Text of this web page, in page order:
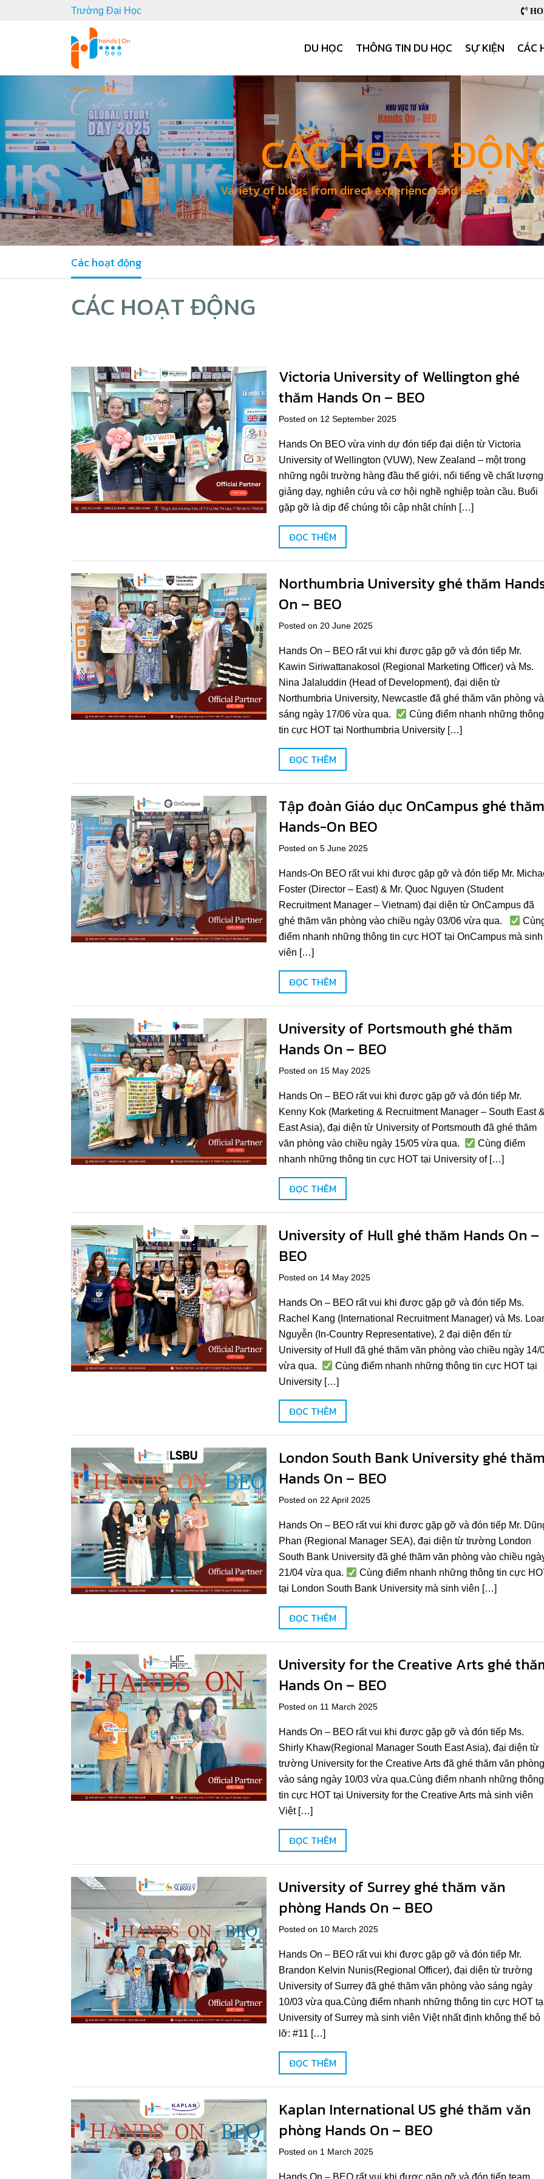
Trường Đại Học
DU HỌC THÔNG TIN DU HỌC SỰ KIỆN CÁC
Home› Blog
CÁC HOẠT
Variety of blogs from direct experience and every aspect
Các hoạt động
CÁC HOẠT ĐỘNG
Victoria University of Wellington ghé
thăm Hands On – BEO
Posted on 12 September 2025
Hands On BEO vừa vinh dự đón tiếp đại diện từ Victoria
University of Wellington (VUW), New Zealand – một trong
những ngôi trường hàng đầu thế giới, nổi tiếng về chất lượng
giảng dạy, nghiên cứu và cơ hội nghề nghiệp toàn cầu. Buổi
gặp gỡ là dịp để chúng tôi cập nhật chính […]
ĐỌC THÊM
Northumbria University ghé thăm
On – BEO
Posted on 20 June 2025
Hands On – BEO rất vui khi được gặp gỡ và đón tiếp Mr.
Kawin Siriwattanakosol (Regional Marketing Officer) và Ms.
Nina Jalaluddin (Head of Development), đại diện từ
Northumbria University, Newcastle đã ghé thăm văn phòng
sáng ngày 17/06 vừa qua.
Cùng điểm nhanh những thông
tin cực HOT tại Northumbria University […]
ĐỌC THÊM
Tập đoàn Giáo dục OnCampus ghé thăm
Hands-On BEO
Posted on 5 June 2025
Hands-On BEO rất vui khi được gặp gỡ và đón tiếp Mr.
Foster (Director – East) & Mr. Quoc Nguyen (Student
Recruitment Manager – Vietnam) đại diện từ OnCampus đã
ghé thăm văn phòng vào chiều ngày 03/06 vừa qua.
điểm nhanh những thông tin cực HOT tại OnCampus mà sinh
viên […]
ĐỌC THÊM
University of Portsmouth ghé thăm
Hands On – BEO
Posted on 15 May 2025
Hands On – BEO rất vui khi được gặp gỡ và đón tiếp Mr.
Kenny Kok (Marketing & Recruitment Manager – South East
East Asia), đại diện từ University of Portsmouth đã ghé thăm
văn phòng vào chiều ngày 15/05 vừa qua.
Cùng điểm
nhanh những thông tin cực HOT tại University of […]
ĐỌC THÊM
University of Hull ghé thăm Hands On –
BEO
Posted on 14 May 2025
Hands On – BEO rất vui khi được gặp gỡ và đón tiếp Ms.
Rachel Kang (International Recruitment Manager) và Ms.
Nguyễn (In-Country Representative), 2 đại diện đến từ
University of Hull đã ghé thăm văn phòng vào chiều ngày 14/
vừa qua.
Cùng điểm nhanh những thông tin cực HOT tại
University […]
ĐỌC THÊM
London South Bank University ghé
Hands On – BEO
Posted on 22 April 2025
Hands On – BEO rất vui khi được gặp gỡ và đón tiếp Mr.
Phan (Regional Manager SEA), đại diện từ trường London
South Bank University đã ghé thăm văn phòng vào chiều
21/04 vừa qua.
Cùng điểm nhanh những thông tin cực
tại London South Bank University mà sinh viên […]
ĐỌC THÊM
University for the Creative Arts ghé
Hands On – BEO
Posted on 11 March 2025
Hands On – BEO rất vui khi được gặp gỡ và đón tiếp Ms.
Shirly Khaw(Regional Manager South East Asia), đại diện từ
trường University for the Creative Arts đã ghé thăm văn phòng
vào sáng ngày 10/03 vừa qua.Cùng điểm nhanh những thông
tin cực HOT tại University for the Creative Arts mà sinh viên
Việt […]
ĐỌC THÊM
University of Surrey ghé thăm văn
phòng Hands On – BEO
Posted on 10 March 2025
Hands On – BEO rất vui khi được gặp gỡ và đón tiếp Mr.
Brandon Kelvin Nunis(Regional Officer), đại diện từ trường
University of Surrey đã ghé thăm văn phòng vào sáng ngày
10/03 vừa qua.Cùng điểm nhanh những thông tin cực HOT
University of Surrey mà sinh viên Việt nhất định không thể bỏ
lỡ: #11 […]
ĐỌC THÊM
Kaplan International US ghé thăm văn
phòng Hands On – BEO
Posted on 1 March 2025
Hands On – BEO rất vui khi được gặp gỡ và đón tiếp team